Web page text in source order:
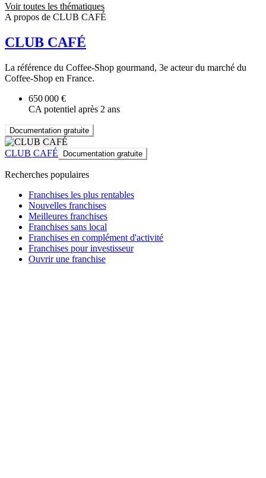
Voir toutes les thématiques
A propos de CLUB CAFÉ
CLUB CAFÉ
La référence du Coffee-Shop gourmand, 3e acteur du marché du
Coffee-Shop en France.
650 000 €
CA potentiel après 2 ans
Documentation gratuite
CLUB CAFÉ Documentation gratuite
Recherches populaires
Franchises les plus rentables
Nouvelles franchises
Meilleures franchises
Franchises sans local
Franchises en complément d'activité
Franchises pour investisseur
Ouvrir une franchise